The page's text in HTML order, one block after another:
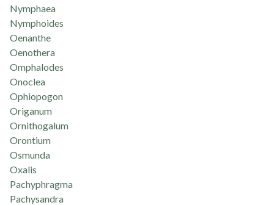
Nymphaea
Nymphoides
Oenanthe
Oenothera
Omphalodes
Onoclea
Ophiopogon
Origanum
Ornithogalum
Orontium
Osmunda
Oxalis
Pachyphragma
Pachysandra